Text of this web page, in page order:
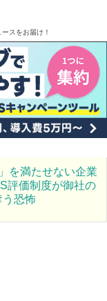
スをお届け！
を満たせない企業
評価制度が御社の
恐怖